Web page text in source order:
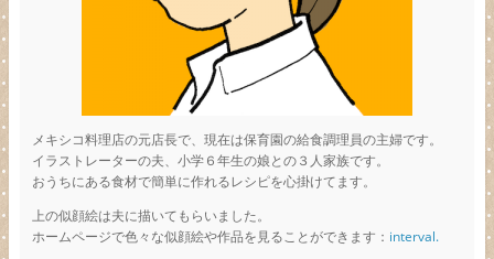
メキシコ料理店の元店長で、現在は保育園の給食調理員の主婦です。
イラストレーターの夫、小学６年生の娘との３人家族です。
おうちにある食材で簡単に作れるレシピを心掛けてます。
上の似顔絵は夫に描いてもらいました。
ホームページで色々な似顔絵や作品を見ることができます： interval.